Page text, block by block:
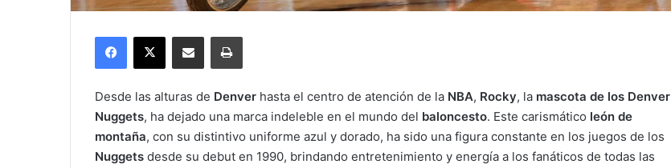
Facebook
X Compartir por correo electrónicoImprimir
Desde las alturas de Denver hasta el centro de atención de la NBA, Rocky, la mascota de los Denver
Nuggets, ha dejado una marca indeleble en el mundo del baloncesto. Este carismático león de
montaña, con su distintivo uniforme azul y dorado, ha sido una figura constante en los juegos de los
Nuggets desde su debut en 1990, brindando entretenimiento y energía a los fanáticos de todas las